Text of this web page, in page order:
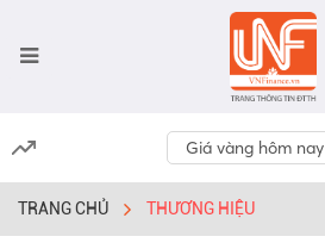
Giá vàng hôm nay
TRANG CHỦ THƯƠNG HIỆU